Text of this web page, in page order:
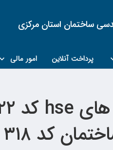
ساختمان استان مرکزی
پرداخت آنلاین امور مالی
کد ۳۱۸